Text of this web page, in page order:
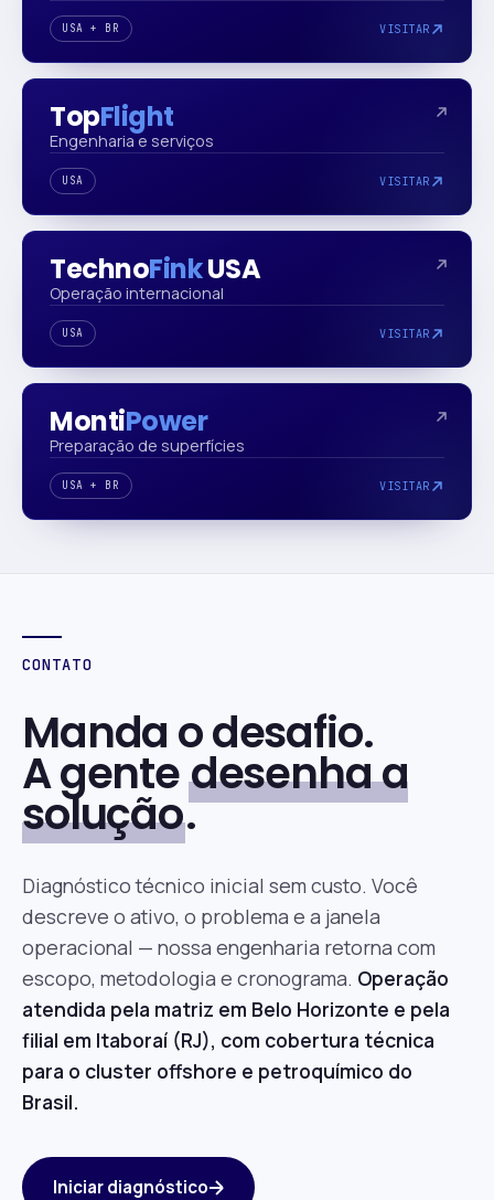
USA + BR VISITAR
TopFlight
Engenharia e serviços
USA VISITAR
TechnoFinkUSA
Operação internacional
USA VISITAR
MontiPower
Preparação de superfícies
USA + BR VISITAR
CONTATO
Manda o desafio.
A gentedesenha a
solução.
Diagnóstico técnico inicial sem custo. Você
descreve o ativo, o problema e a janela
operacional — nossa engenharia retorna com
escopo, metodologia e cronograma. Operação
atendida pela matriz em Belo Horizonte e pela
filial em Itaboraí (RJ), com cobertura técnica
para o cluster offshore e petroquímico do
Brasil.
Iniciar diagnóstico